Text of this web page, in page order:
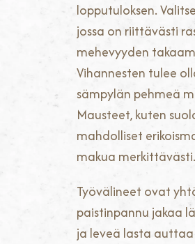
lopputuloksen.
jossa on riittävästi
mehevyyden
Vihannesten tulee
sämpylän pehmeä
Mausteet, kuten
mahdolliset
makua merkittävästi.
Työvälineet ovat
paistinpannu jakaa
ja leveä lasta